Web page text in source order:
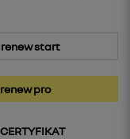
renew start
renew pro
CERTYFIKAT